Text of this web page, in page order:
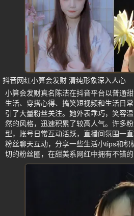
抖音网红小算会发财 清纯形象深入人心
小算会发财真名陈洁在抖音平台以普通
生活、穿搭心得、搞笑短视频和生活日
引了大量粉丝关注。她外表乖巧，笑容
然的风格，迅速积累了较高人气。许多
型，账号日常互动活跃，直播间氛围一
粉丝聊天互动，分享一些生活小tips和积
切的粉丝圈，在甜美系网红中拥有不错的